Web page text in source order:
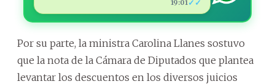
19:01 ✓✓
Por su parte, la ministra Carolina Llanes sostuvo
que la nota de la Cámara de Diputados que plantea
levantar los descuentos en los diversos juicios